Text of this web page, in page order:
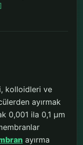
kolloidleri ve
ayırmak
0,001 ila 0,1 μm
ayırma